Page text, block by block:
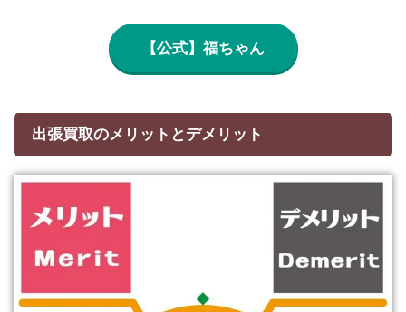
【公式】福ちゃん
出張買取のメリットとデメリット